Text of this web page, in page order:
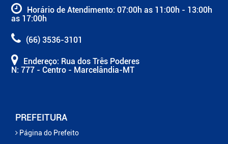
Horário de Atendimento: 07:00h as 11:00h - 13:00h
as 17:00h
(66) 3536-3101
Endereço: Rua dos Três Poderes
N: 777 - Centro - Marcelândia-MT
PREFEITURA
Página do Prefeito